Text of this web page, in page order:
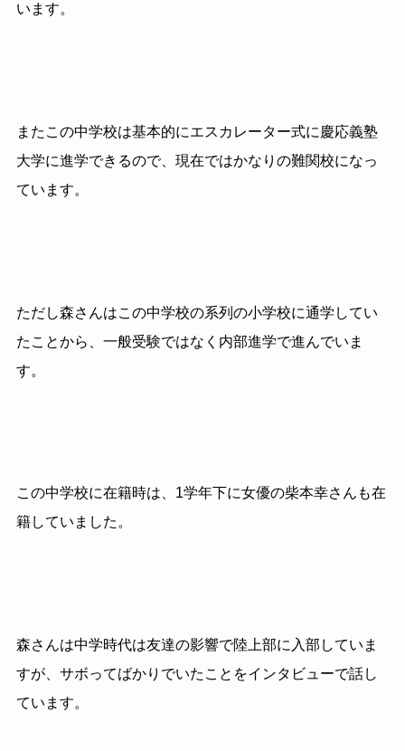
います。
またこの中学校は基本的にエスカレーター式に慶応義塾
大学に進学できるので、現在ではかなりの難関校になっ
ています。
ただし森さんはこの中学校の系列の小学校に通学してい
たことから、一般受験ではなく内部進学で進んでいま
す。
この中学校に在籍時は、1学年下に女優の柴本幸さんも在
籍していました。
森さんは中学時代は友達の影響で陸上部に入部していま
すが、サボってばかりでいたことをインタビューで話し
ています。